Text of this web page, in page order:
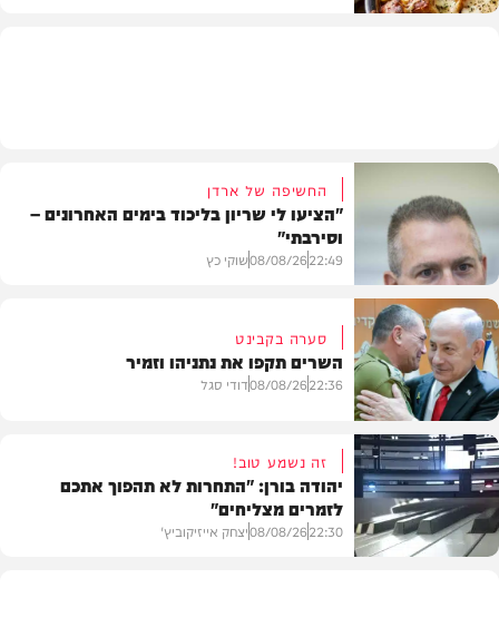
חדשות
החשיפה של ארדן
"הציעו לי שריון בליכוד בימים האחרונים –
וסירבתי"
22:49
08/08/26שוקי כץ
מדיני
סערה בקבינט
השרים תקפו את נתניהו וזמיר
22:36
08/08/26דודי סגל
זה נשמע טוב!
יהודה בורן: "התחרות לא תהפוך אתכם
לזמרים מצליחים"
22:30
08/08/26יצחק אייזיקוביץ'